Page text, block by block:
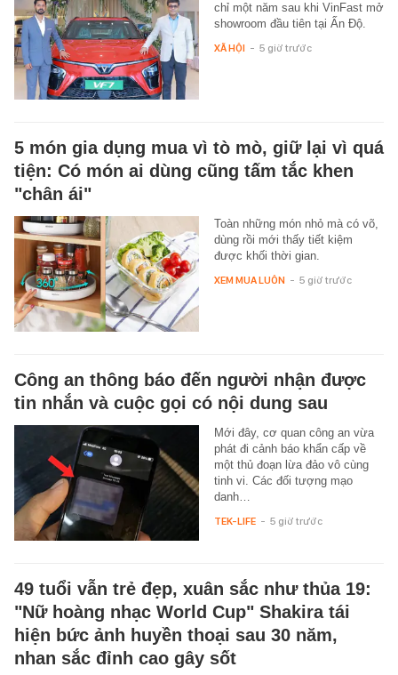
chỉ một năm sau khi VinFast mở
showroom đầu tiên tại Ấn Độ.
XÃ HỘI - 5 giờ trước
5 món gia dụng mua vì tò mò, giữ lại vì quá
tiện: Có món ai dùng cũng tấm tắc khen
"chân ái"
Toàn những món nhỏ mà có võ,
dùng rồi mới thấy tiết kiệm
được khối thời gian.
XEM MUA LUÔN - 5 giờ trước
Công an thông báo đến người nhận được
tin nhắn và cuộc gọi có nội dung sau
Mới đây, cơ quan công an vừa
phát đi cảnh báo khẩn cấp về
một thủ đoạn lừa đảo vô cùng
tinh vi. Các đối tượng mạo
danh…
TEK-LIFE - 5 giờ trước
49 tuổi vẫn trẻ đẹp, xuân sắc như thủa 19:
"Nữ hoàng nhạc World Cup" Shakira tái
hiện bức ảnh huyền thoại sau 30 năm,
nhan sắc đỉnh cao gây sốt